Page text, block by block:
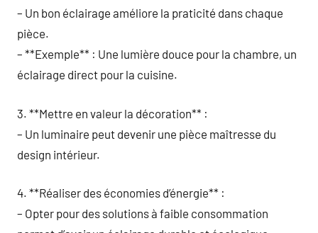
– Un bon éclairage améliore la praticité dans chaque
pièce.
– **Exemple** : Une lumière douce pour la chambre, un
éclairage direct pour la cuisine.
3. **Mettre en valeur la décoration** :
– Un luminaire peut devenir une pièce maîtresse du
design intérieur.
4. **Réaliser des économies d’énergie** :
– Opter pour des solutions à faible consommation